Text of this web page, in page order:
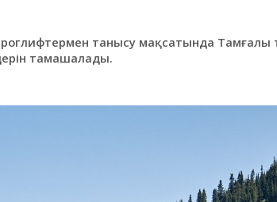
танысу мақсатында Тамғалы
тамашалады.